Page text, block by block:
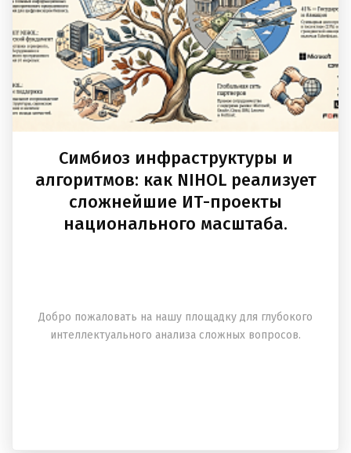
Симбиоз инфраструктуры и
алгоритмов: как NIHOL реализует
сложнейшие ИТ-проекты
национального масштаба.
Добро пожаловать на нашу площадку для глубокого
интеллектуального анализа сложных вопросов.